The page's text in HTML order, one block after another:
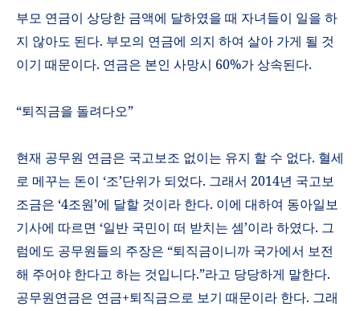
부모 연금이 상당한 금액에 달하였을 때 자녀들이 일을 하
지 않아도 된다. 부모의 연금에 의지 하여 살아 가게 될 것
이기 때문이다. 연금은 본인 사망시 60%가 상속된다.
“퇴직금을 돌려다오”
현재 공무원 연금은 국고보조 없이는 유지 할 수 없다. 혈세
로 메꾸는 돈이 ‘조’단위가 되었다. 그래서 2014년 국고보
조금은 ‘4조원’에 달할 것이라 한다. 이에 대하여 동아일보
기사에 따르면 ‘일반 국민이 떠 받치는 셈’이라 하였다. 그
럼에도 공무원들의 주장은 “퇴직금이니까 국가에서 보전
해 주어야 한다고 하는 것입니다.”라고 당당하게 말한다.
공무원연금은 연금+퇴직금으로 보기 때문이라 한다. 그래